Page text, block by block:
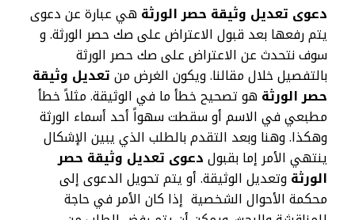
دعوى تعديل وثيقة حصر الورثةهي عبارة عن دعوى
يتم رفعها بعد قبول الاعتراض على صك حصر الورثة. و
سوف نتحدث عن الاعتراض على صك حصر الورثة
بالتفصيل خلال مقالنا. ويكون الغرض منتعديل وثيقة
حصر الورثةهو تصحيح خطأ ما في الوثيقة. مثلاً خطأ
مطبعي في الاسم أو سقطت سهواً أحد أسماء الورثة
وهكذا. وهنا وبعد التقدم بالطلب الذي يبين الإشكال
ينتهي الأمر إما بقبولدعوى تعديل وثيقة حصر
الورثةوتعديل الوثيقة. أو يتم تحويل الدعوى إلى
محكمة الأحوال الشخصية إذا كان الأمر في حاجة